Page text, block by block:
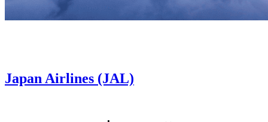
Japan Airlines (JAL)